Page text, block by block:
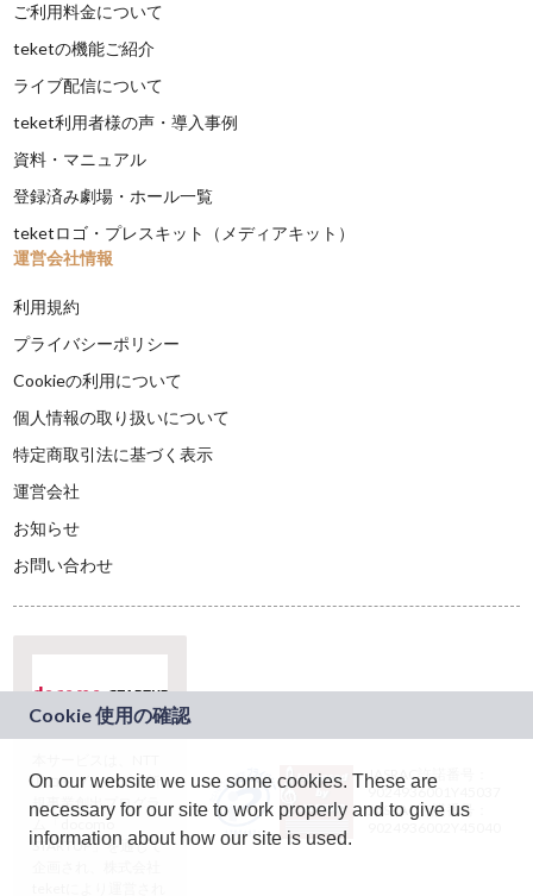
ご利用料金について
teketの機能ご紹介
ライブ配信について
teket利用者様の声・導入事例
資料・マニュアル
登録済み劇場・ホール一覧
teketロゴ・プレスキット（メディアキット）
運営会社情報
利用規約
プライバシーポリシー
Cookieの利用について
個人情報の取り扱いについて
特定商取引法に基づく表示
運営会社
お知らせ
お問い合わせ
ドコモグループの新
規事業創出プログラ
ム「docomo
STARTUP」を通じて
JASRAC許諾番号：
9024936001Y45037
JASRAC許諾番号：
On our website we use some cookies. These are
necessary for our site to work properly and to give us
information about how our site is used.